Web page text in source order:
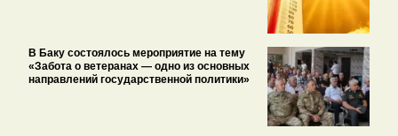
В Баку состоялось мероприятие на тему
«Забота о ветеранах — одно из основных
направлений государственной политики»